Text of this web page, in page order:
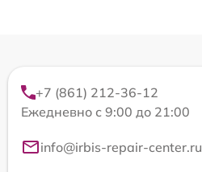
+7 (861) 212-36-12
Ежедневно с 9:00 до 21:00
info@irbis-repair-center.ru